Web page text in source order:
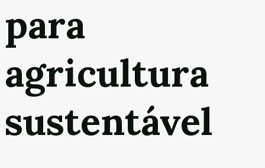
para
agricultura
sustentável